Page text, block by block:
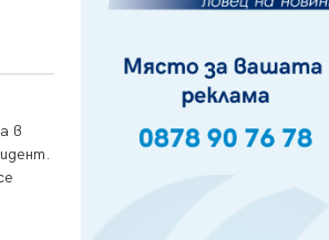
в
през август в Перник
06.08.2026, 00:48
измамите: Проверявайте